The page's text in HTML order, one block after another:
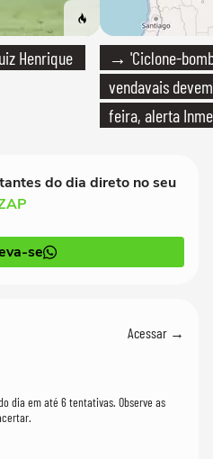
Henrique
→ 'Ciclone-
vendavais
feira, alerta
do dia direto no seu
se
Acessar →
dia em até 6 tentativas. Observe as